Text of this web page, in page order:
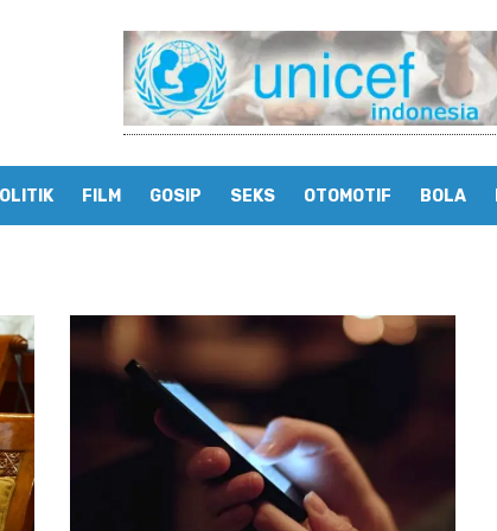
FILM GOSIP SEKS OTOMOTIF BOLA